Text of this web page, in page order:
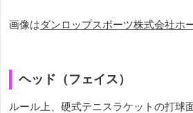
画像はダンロップスポーツ株式会社ホ
ヘッド（フェイス）
ルール上、硬式テニスラケットの打球